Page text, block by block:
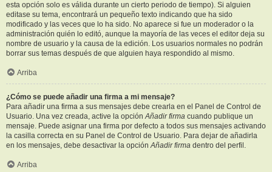
esta opción solo es válida durante un cierto periodo de tiempo). Si alguien
editase su tema, encontrará un pequeño texto indicando que ha sido
modificado y las veces que lo ha sido. No aparece si fue un moderador o la
administración quién lo editó, aunque la mayoría de las veces el editor deja su
nombre de usuario y la causa de la edición. Los usuarios normales no podrán
borrar sus temas después de que alguien haya respondido al mismo.
Arriba
¿Cómo se puede añadir una firma a mi mensaje?
Para añadir una firma a sus mensajes debe crearla en el Panel de Control de
Usuario. Una vez creada, active la opciónAñadir firma cuando publique un
mensaje. Puede asignar una firma por defecto a todos sus mensajes activando
la casilla correcta en su Panel de Control de Usuario. Para dejar de añadirla
en los mensajes, debe desactivar la opciónAñadir firma dentro del perfil.
Arriba